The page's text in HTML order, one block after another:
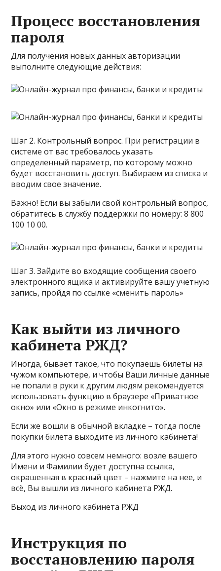
Процесс восстановления
пароля
Для получения новых данных авторизации
выполните следующие действия:
Шаг 2. Контрольный вопрос. При регистрации в
системе от вас требовалось указать
определенный параметр, по которому можно
будет восстановить доступ. Выбираем из списка и
вводим свое значение.
Важно! Если вы забыли свой контрольный вопрос,
обратитесь в службу поддержки по номеру: 8 800
100 10 00.
Шаг 3. Зайдите во входящие сообщения своего
электронного ящика и активируйте вашу учетную
запись, пройдя по ссылке «сменить пароль»
Как выйти из личного
кабинета РЖД?
Иногда, бывает такое, что покупаешь билеты на
чужом компьютере, и чтобы Ваши личные данные
не попали в руки к другим людям рекомендуется
использовать функцию в браузере «Приватное
окно» или «Окно в режиме инкогнито».
Если же вошли в обычной вкладке – тогда после
покупки билета выходите из личного кабинета!
Для этого нужно совсем немного: возле вашего
Имени и Фамилии будет доступна ссылка,
окрашенная в красный цвет – нажмите на нее, и
всё, Вы вышли из личного кабинета РЖД.
Выход из личного кабинета РЖД
Инструкция по
восстановлению пароля